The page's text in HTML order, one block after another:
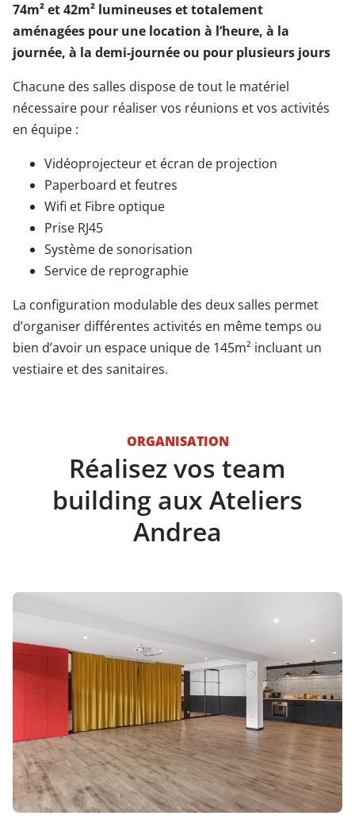
74m² et 42m² lumineuses et totalement
aménagées pour une location à l’heure, à la
journée, à la demi-journée ou pour plusieurs jours
Chacune des salles dispose de tout le matériel
nécessaire pour réaliser vos réunions et vos activités
en équipe :
Vidéoprojecteur et écran de projection
Paperboard et feutres
Wifi et Fibre optique
Prise RJ45
Système de sonorisation
Service de reprographie
La configuration modulable des deux salles permet
d’organiser différentes activités en même temps ou
bien d’avoir un espace unique de 145m² incluant un
vestiaire et des sanitaires.
ORGANISATION
Réalisez vos team
building aux Ateliers
Andrea